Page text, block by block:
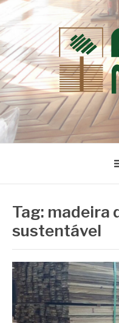
Pular
para
o
conteúdo
Dicas e Novidades sobre
Tag: madeira
sustentável